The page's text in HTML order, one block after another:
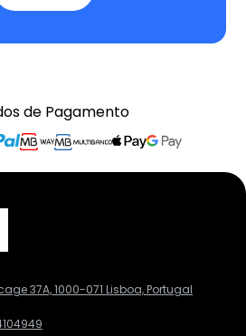
de Pagamento
37A, 1000-071 Lisboa, Portugal